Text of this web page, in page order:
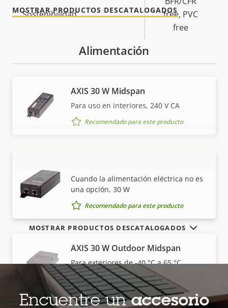
Sostenibilidad
free, PVC
free
MOSTRAR PRODUCTOS DESCATALOGADOS
VISUALIZAR MÁS
Alimentación
AXIS 30 W Midspan
Para uso en interiores, 240 V CA
Recomendado para este producto
Cuando la alimentación eléctrica no es
una opción, 30 W
Recomendado para este producto
AXIS 30 W Outdoor Midspan
Para exteriores de -40 °C a 65 °C
Recomendado para este producto
MOSTRAR PRODUCTOS DESCATALOGADOS
Encuentre unaccesorio